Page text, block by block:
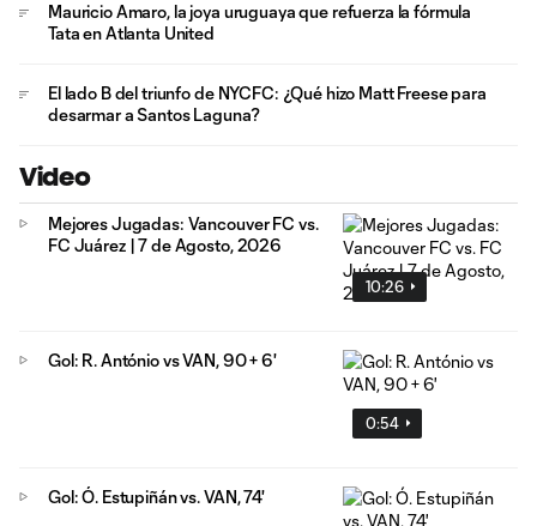
Mauricio Amaro, la joya uruguaya que refuerza la fórmula
Tata en Atlanta United
El lado B del triunfo de NYCFC: ¿Qué hizo Matt Freese para
desarmar a Santos Laguna?
Video
10:26
Mejores Jugadas: Vancouver FC vs.
FC Juárez | 7 de Agosto, 2026
0:54
Gol: R. António vs VAN, 90 + 6'
Gol: Ó. Estupiñán vs. VAN, 74'